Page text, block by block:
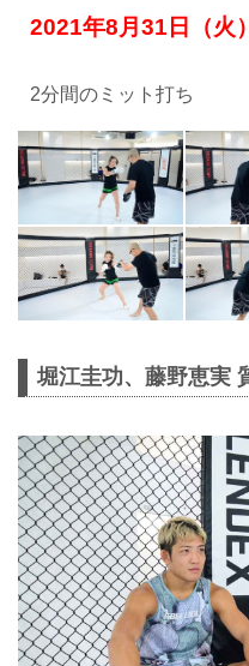
2021年8月31日（火
2分間のミット打ち
堀江圭功、藤野恵実